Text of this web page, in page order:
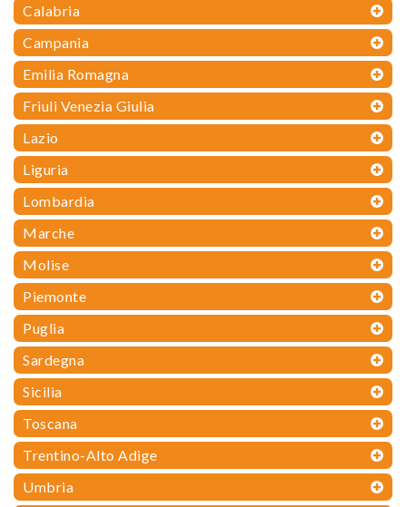
Calabria
Campania
Emilia Romagna
Friuli Venezia Giulia
Lazio
Liguria
Lombardia
Marche
Molise
Piemonte
Puglia
Sardegna
Sicilia
Toscana
Trentino-Alto Adige
Umbria